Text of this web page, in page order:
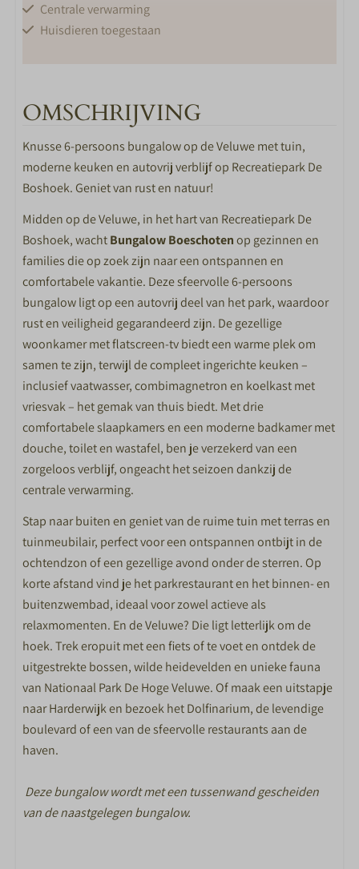
Centrale verwarming
Huisdieren toegestaan
Autovrij gedeelte
Vlakbij restaurant
Vlakbij speeltuin
Vlakbij zwembad
WOONKAMER
Flatscreen TV
KEUKEN
Keuken
4-pits gasstel
Combimagnetron
Complete keukeninventaris
Koelkast met vriesvak
Nespresso koffiemachine
Vaatwasser
Waterkoker
Aantal slaapkamers: 3
Afmeting bedden 80*200cm
BADKAMER
Douche
Toilet in badkamer
Apart toilet
Badkamer met douche, wastafel en toilet
Wastafel met spiegel
Overkapping
Tuinmeubels
OMSCHRIJVING
Knusse 6-persoons bungalow op de Veluwe met tuin,
moderne keuken en autovrij verblijf op Recreatiepark De
Boshoek. Geniet van rust en natuur!
Midden op de Veluwe, in het hart van Recreatiepark De
Boshoek, wachtBungalow Boeschotenop gezinnen en
families die op zoek zijn naar een ontspannen en
comfortabele vakantie. Deze sfeervolle 6-persoons
bungalow ligt op een autovrij deel van het park, waardoor
rust en veiligheid gegarandeerd zijn. De gezellige
woonkamer met flatscreen-tv biedt een warme plek om
samen te zijn, terwijl de compleet ingerichte keuken –
inclusief vaatwasser, combimagnetron en koelkast met
vriesvak – het gemak van thuis biedt. Met drie
comfortabele slaapkamers en een moderne badkamer met
douche, toilet en wastafel, ben je verzekerd van een
zorgeloos verblijf, ongeacht het seizoen dankzij de
centrale verwarming.
Stap naar buiten en geniet van de ruime tuin met terras en
tuinmeubilair, perfect voor een ontspannen ontbijt in de
ochtendzon of een gezellige avond onder de sterren. Op
korte afstand vind je het parkrestaurant en het binnen- en
buitenzwembad, ideaal voor zowel actieve als
relaxmomenten. En de Veluwe? Die ligt letterlijk om de
hoek. Trek eropuit met een fiets of te voet en ontdek de
uitgestrekte bossen, wilde heidevelden en unieke fauna
van Nationaal Park De Hoge Veluwe. Of maak een uitstapje
naar Harderwijk en bezoek het Dolfinarium, de levendige
boulevard of een van de sfeervolle restaurants aan de
haven.
Deze bungalow wordt met een tussenwand gescheiden
van de naastgelegen bungalow.